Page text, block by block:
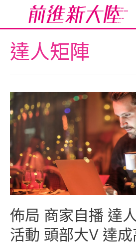
達人矩陣
佈局 商家自播 達
活動 頭部大V 達